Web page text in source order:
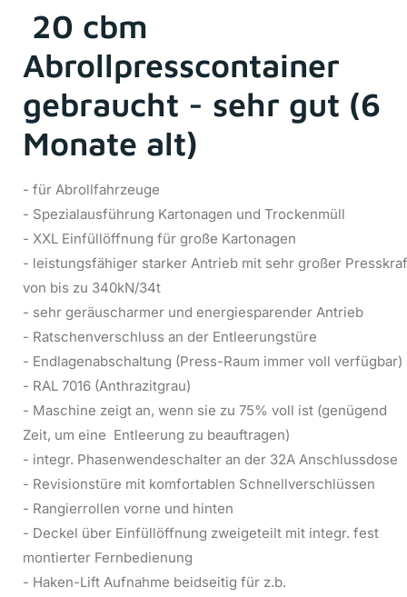
20 cbm
Abrollpresscontainer
gebraucht - sehr gut (6
Monate alt)
- für Abrollfahrzeuge
- Spezialausführung Kartonagen und Trockenmüll
- XXL Einfüllöffnung für große Kartonagen
- leistungsfähiger starker Antrieb mit sehr großer
von bis zu 340kN/34t
- sehr geräuscharmer und energiesparender Antrieb
- Ratschenverschluss an der Entleerungstüre
- Endlagenabschaltung (Press-Raum immer voll verfügbar)
- RAL 7016 (Anthrazitgrau)
- Maschine zeigt an, wenn sie zu 75% voll ist (genügend
Zeit, um eine Entleerung zu beauftragen)
- integr. Phasenwendeschalter an der 32A Anschlussdose
- Revisionstüre mit komfortablen Schnellverschlüssen
- Rangierrollen vorne und hinten
- Deckel über Einfüllöffnung zweigeteilt mit integr. fest
montierter Fernbedienung
- Haken-Lift Aufnahme beidseitig für z.b.